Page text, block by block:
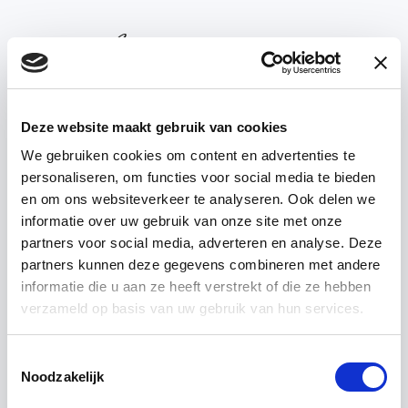
Deze website maakt gebruik van cookies
We gebruiken cookies om content en advertenties te
personaliseren, om functies voor social media te bieden
en om ons websiteverkeer te analyseren. Ook delen we
informatie over uw gebruik van onze site met onze
partners voor social media, adverteren en analyse. Deze
partners kunnen deze gegevens combineren met andere
informatie die u aan ze heeft verstrekt of die ze hebben
verzameld op basis van uw gebruik van hun services.
Noodzakelijk
’T ACHTERHUIS —REALISATIONS
Villa in the woods in
Vught